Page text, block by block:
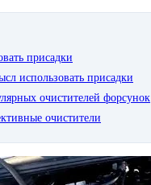
присадки
использовать присадки
очистителей форсунок
очистители